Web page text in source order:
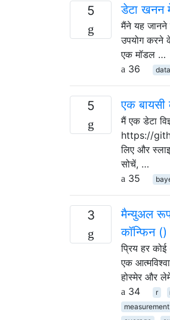
5 डेटा खनन
मैंने यह जानने
उपयोग करने
एक मॉडल …
36
5 एक
मैं एक डेटा
https://
लिए और
सोचें, …
35
3
मैन्युअल
कॉन्फिन
प्रिय हर
एक
होस्मेर और
34
r
measurement